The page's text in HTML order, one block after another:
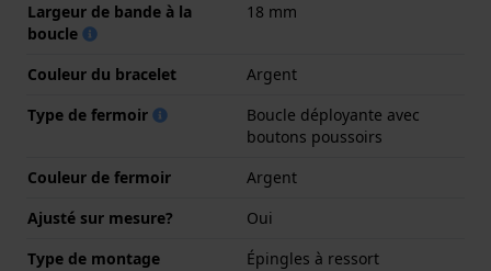
Largeur de bande à la
boucle
18 mm
Couleur du bracelet
Argent
Type de fermoir
Boucle déployante avec
boutons poussoirs
Couleur de fermoir
Argent
Ajusté sur mesure?
Oui
Type de montage
Épingles à ressort